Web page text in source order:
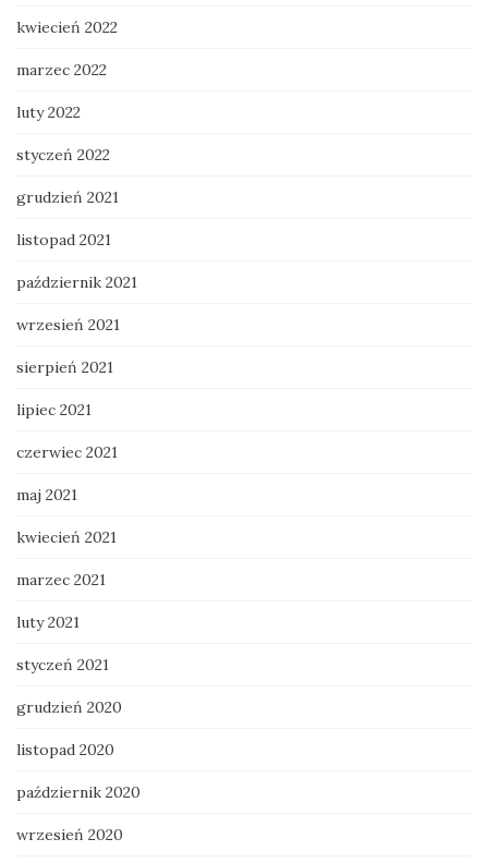
kwiecień 2022
marzec 2022
luty 2022
styczeń 2022
grudzień 2021
listopad 2021
październik 2021
wrzesień 2021
sierpień 2021
lipiec 2021
czerwiec 2021
maj 2021
kwiecień 2021
marzec 2021
luty 2021
styczeń 2021
grudzień 2020
listopad 2020
październik 2020
wrzesień 2020